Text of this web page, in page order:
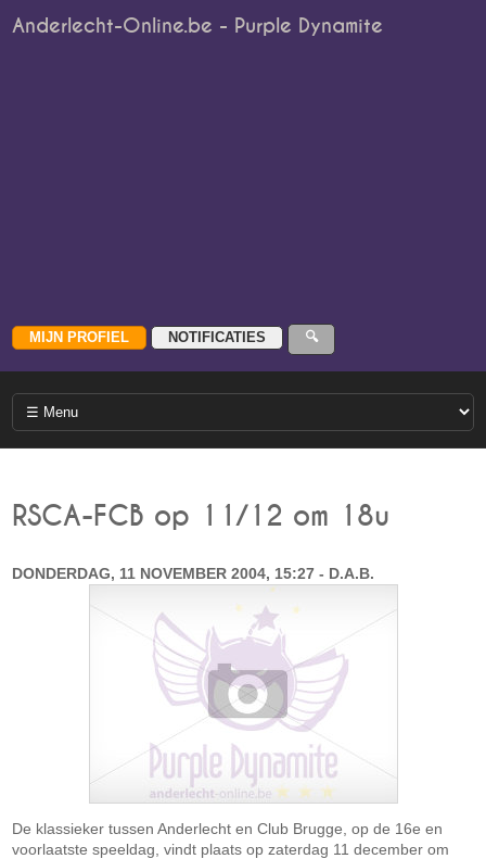
Anderlecht-Online.be - Purple Dynamite
RSCA-FCB op 11/12 om 18u
DONDERDAG, 11 NOVEMBER 2004, 15:27 - D.A.B.
De klassieker tussen Anderlecht en Club Brugge, op de 16e en
voorlaatste speeldag, vindt plaats op zaterdag 11 december om